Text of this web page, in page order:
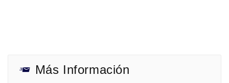
Más Información